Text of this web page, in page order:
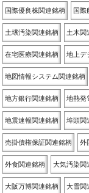
国際優良株関連銘柄 国際
土壌汚染関連銘柄 土木関
在宅医療関連銘柄 地上デ
地図情報システム関連銘柄
地方銀行関連銘柄 地熱発
地震速報関連銘柄 埠頭関
売掛債権保証関連銘柄 外
外食関連銘柄 大気汚染関
大阪万博関連銘柄 大雪関